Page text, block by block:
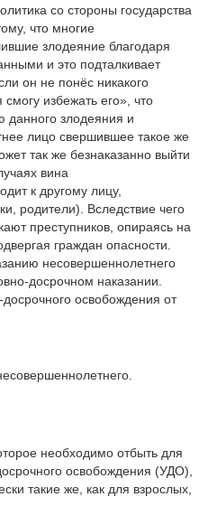
со стороны государства
что многие
злодеяние благодаря
и это подталкивает
он не понёс никакого
избежать его», что
данного злодеяния и
лицо свершившее такое же
так же безнаказанно выйти
вина
к другому лицу,
родители). Вследствие чего
преступников, опираясь на
граждан опасности.
несовершеннолетнего
досрочном наказании.
освобождения от
необходимо отбыть для
освобождения (УДО),
такие же, как для взрослых,